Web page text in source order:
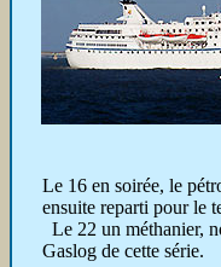
Le 16 en soirée, le
ensuite reparti pour le
Le 22 un méthanier,
Gaslog de cette série.